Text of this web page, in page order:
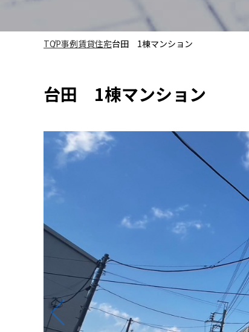
TOP事例賃貸住宅台田 1棟マンション
台田 1棟マンション